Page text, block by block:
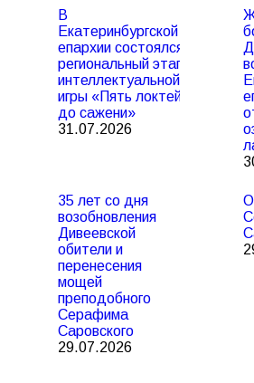
В
Екатеринбургской
епархии состоялся
региональный этап
интеллектуальной
игры «Пять локтей
до сажени»
31.07.2026
35 лет со дня
возобновления
Дивеевской
обители и
перенесения
мощей
преподобного
Серафима
Саровского
29.07.2026
О